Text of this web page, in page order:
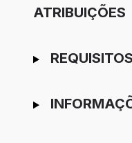
ATRIBUIÇÕES